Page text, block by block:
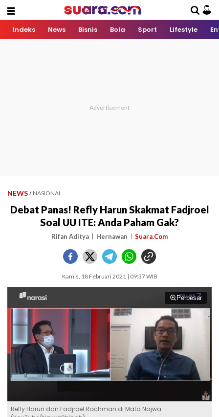
Indeks News Bisnis Bola Sport Lifestyle
NEWS / NASIONAL
Debat Panas! Refly Harun Skakmat Fadjroel
Soal UU ITE: Anda Paham Gak?
Rifan Aditya Hernawan Suara.Com
Kamis, 18 Februari 2021 | 09:37 WIB
Perbesar
Refly Harun dan Fadjroel Rachman di Mata Najwa